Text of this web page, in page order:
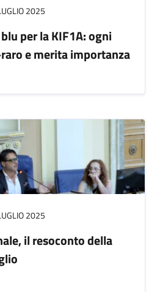
2025
per la KIF1A: ogni
e merita importanza
2025
il resoconto della